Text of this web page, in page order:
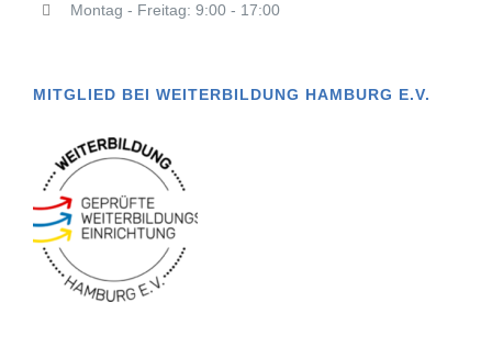
Montag - Freitag: 9:00 - 17:00
MITGLIED BEI WEITERBILDUNG HAMBURG E.V.